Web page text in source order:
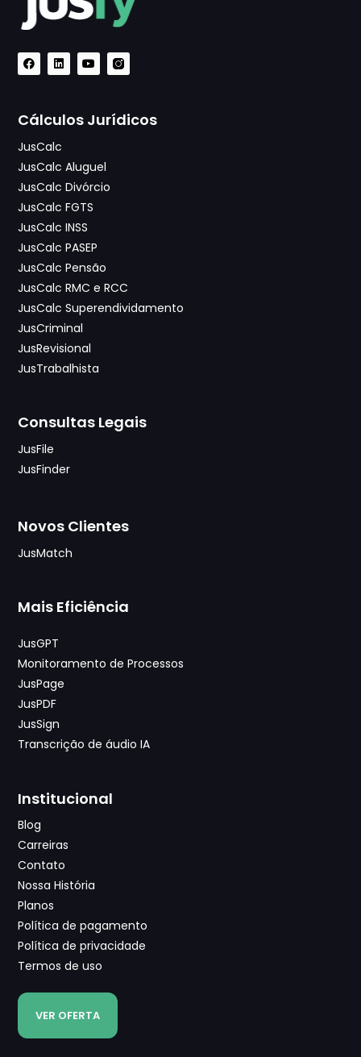
Cálculos Jurídicos
JusCalc
JusCalc Aluguel
JusCalc Divórcio
JusCalc FGTS
JusCalc INSS
JusCalc PASEP
JusCalc Pensão
JusCalc RMC e RCC
JusCalc Superendividamento
JusCriminal
JusRevisional
JusTrabalhista
Consultas Legais
JusFile
JusFinder
Novos Clientes
JusMatch
Mais Eficiência
JusGPT
Monitoramento de Processos
JusPage
JusPDF
JusSign
Transcrição de áudio IA
Institucional
Blog
Carreiras
Contato
Nossa História
Planos
Política de pagamento
Política de privacidade
Termos de uso
VER OFERTA